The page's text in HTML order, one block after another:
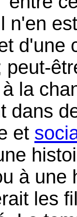
n'en
d'une
peut-
la
dans
et
à une
les